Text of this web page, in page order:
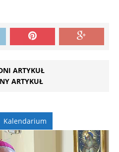
ARTYKUŁ
ARTYKUŁ
Kalendarium